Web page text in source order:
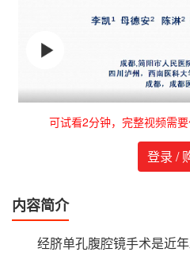
可试看2分钟，完整视频需
登录 /
内容简介
经脐单孔腹腔镜手术是近